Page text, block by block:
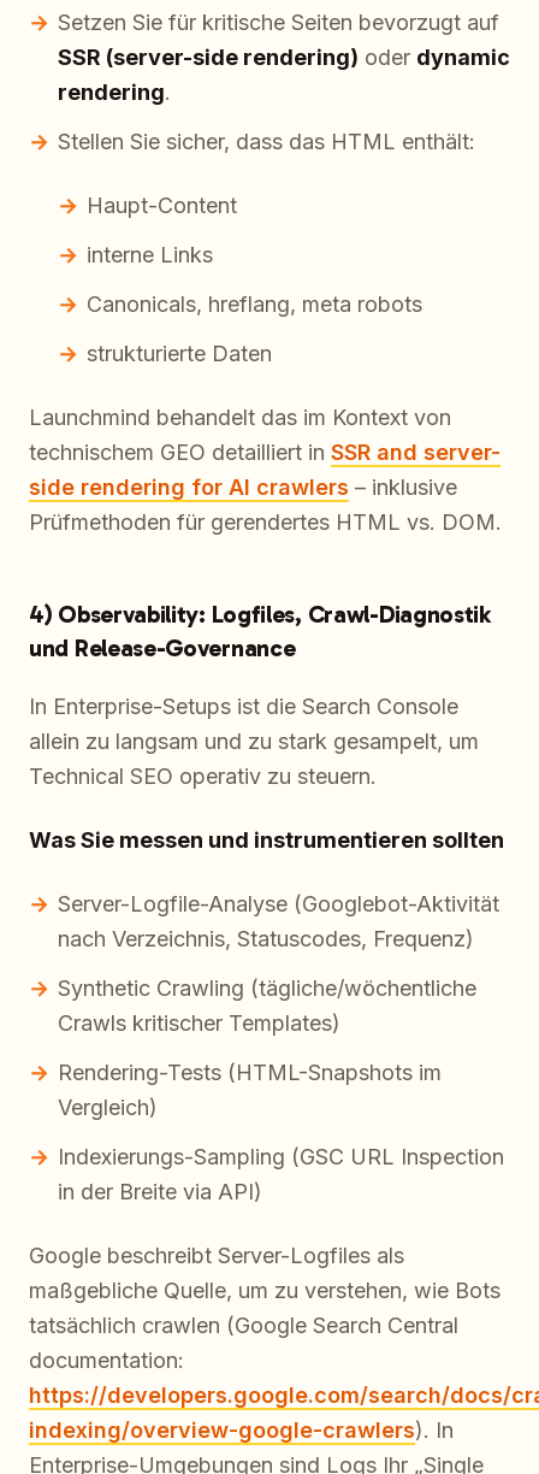
Setzen Sie für kritische Seiten bevorzugt auf
SSR (server-side rendering) oder dynamic
rendering.
Stellen Sie sicher, dass das HTML enthält:
Haupt-Content
interne Links
Canonicals, hreflang, meta robots
strukturierte Daten
Launchmind behandelt das im Kontext von
technischem GEO detailliert in SSR and server-
side rendering for AI crawlers – inklusive
Prüfmethoden für gerendertes HTML vs. DOM.
4) Observability: Logfiles, Crawl-Diagnostik
und Release-Governance
In Enterprise-Setups ist die Search Console
allein zu langsam und zu stark gesampelt, um
Technical SEO operativ zu steuern.
Was Sie messen und instrumentieren sollten
Server-Logfile-Analyse (Googlebot-Aktivität
nach Verzeichnis, Statuscodes, Frequenz)
Synthetic Crawling (tägliche/wöchentliche
Crawls kritischer Templates)
Rendering-Tests (HTML-Snapshots im
Vergleich)
Indexierungs-Sampling (GSC URL Inspection
in der Breite via API)
Google beschreibt Server-Logfiles als
maßgebliche Quelle, um zu verstehen, wie Bots
tatsächlich crawlen (Google Search Central
documentation:
https://developers.google.com/search/docs/
indexing/overview-google-crawlers). In
Enterprise-Umgebungen sind Logs Ihr „Single